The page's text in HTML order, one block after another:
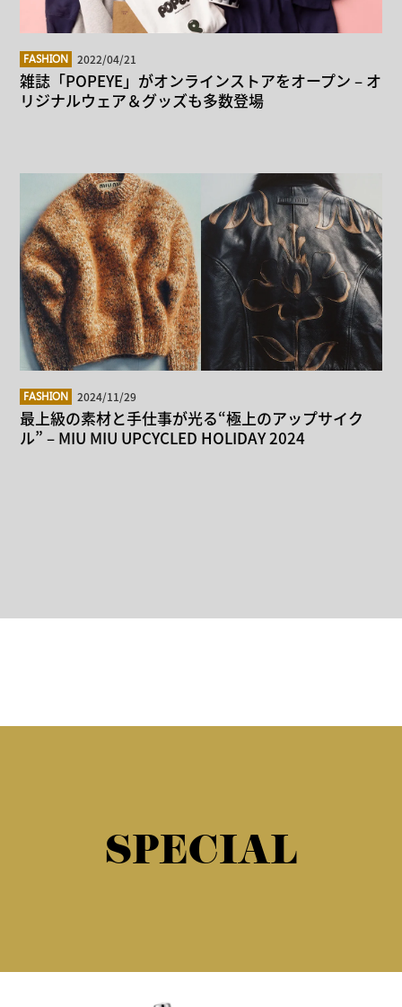
FASHION 2022/04/21
雑誌「POPEYE」がオンラインストアをオープン – オ
リジナルウェア＆グッズも多数登場
FASHION 2024/11/29
最上級の素材と手仕事が光る“極上のアップサイク
ル” – MIU MIU UPCYCLED HOLIDAY 2024
SPECIAL